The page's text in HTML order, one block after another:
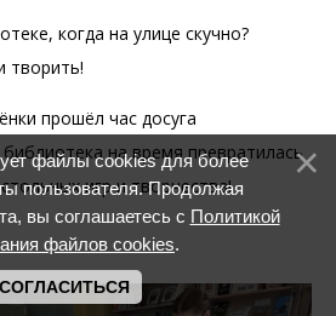
когда на улице скучно?
творить!
прошёл час досуга
на время превратилась
игр и творчества!
файлы cookies для более
пользователя. Продолжая
вы соглашаетесь с Политикой
файлов cookies.
СОГЛАСИТЬСЯ